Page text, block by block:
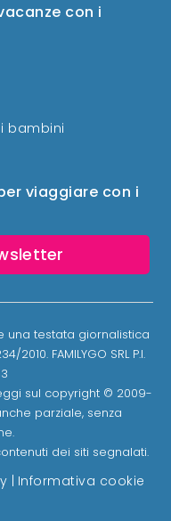
viaggiare con i
con i
bambini
una testata giornalistica
FAMILYGO SRL P.I.
sul copyright © 2009-
parziale, senza
dei siti segnalati.
| Informativa cookie